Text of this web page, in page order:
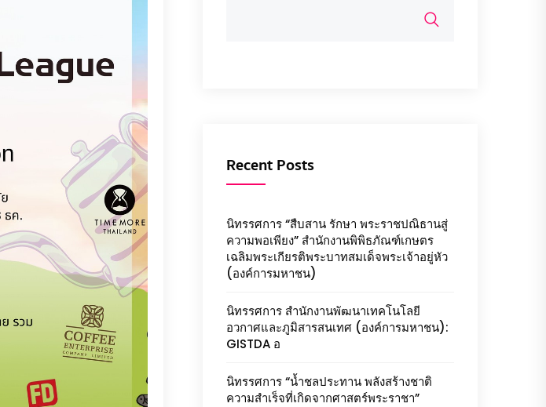
Recent Posts
นิทรรศการ “สืบสาน รักษา พระราชปณิธานสู่
ความพอเพียง” สำนักงานพิพิธภัณฑ์เกษตร
เฉลิมพระเกียรติพระบาทสมเด็จพระเจ้าอยู่หัว
(องค์การมหาชน)
นิทรรศการ สำนักงานพัฒนาเทคโนโลยี
อวกาศและภูมิสารสนเทศ (องค์การมหาชน):
GISTDA อ
นิทรรศการ “น้ำชลประทาน พลังสร้างชาติ
ความสำเร็จที่เกิดจากศาสตร์พระราชา”